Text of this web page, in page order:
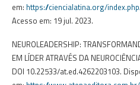
em: https://ciencialatina.org/
Acesso em: 19 jul. 2023.
NEUROLEADERSHIP:
EM LÍDER ATRAVÉS DA
DOI 10.22533/at.ed.4262203103.